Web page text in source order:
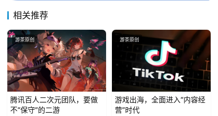
相关推荐
游茶原创
腾讯百人二次元团队，要做
不“保守”的二游
游茶原创
游戏出海，全面进入“内容经
营”时代